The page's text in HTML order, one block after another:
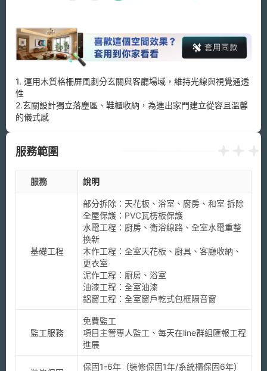
1. 運用木質格柵屏風劃分玄關與客廳場域，維持光線與視覺通透
性
2.玄關設計獨立落塵區、鞋櫃收納，為進出家門建立從容且溫馨
的儀式感
服務範圍
服務 說明
基礎工程
部分拆除：天花板、浴室、廚房、和室 拆除
全屋保護：PVC瓦楞板保護
水電工程：廚房、衛浴線路、全室水電重整
換新
木作工程：全室天花板、廚具、客廳收納、
更衣室
泥作工程：廚房、浴室
油漆工程：全室油漆
鋁窗工程：全室窗戶乾式包框隔音窗
監工服務
免費監工
項目主管專人監工、每天在line群組匯報工程
進展
保固1-6年（裝修保固1年/系統櫃保固6年）